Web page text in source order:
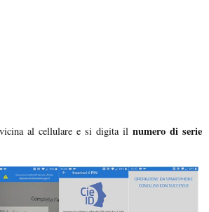
al cellulare e si digita il numero di serie